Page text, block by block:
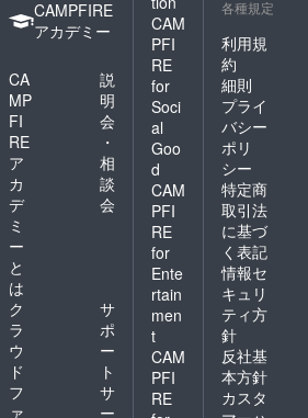
CAMPFIRE
アカデミー
CA
MP
FI
RE
ア
カ
デ
ミ
ー
と
は
説
明
会
・
相
談
会
ク
ラ
ウ
ド
フ
ァ
サ
ポ
ー
ト
サ
ー
CAM
PFI
RE
for
Soci
al
Goo
d
CAM
PFI
RE
for
Ente
rtain
men
t
CAM
PFI
RE
各種規定
利用規
約
細則
プライ
バシー
ポリ
シー
特定商
取引法
に基づ
く表記
情報セ
キュリ
ティ方
針
反社基
本方針
カスタ